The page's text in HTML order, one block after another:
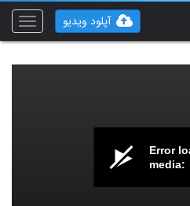
Toggle
آپلود ویدیو
Error
media: